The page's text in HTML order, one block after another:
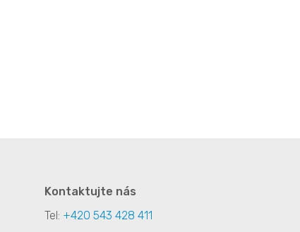
Kontaktujte nás
Tel: +420 543 428 411